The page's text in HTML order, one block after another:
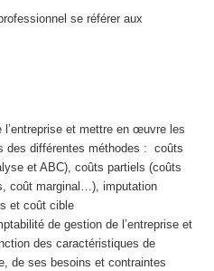
se référer aux
et mettre en œuvre les
des différentes méthodes : coûts
et ABC), coûts partiels (coûts
coût marginal…), imputation
et coût cible
de gestion de l’entreprise et
des caractéristiques de
de ses besoins et contraintes